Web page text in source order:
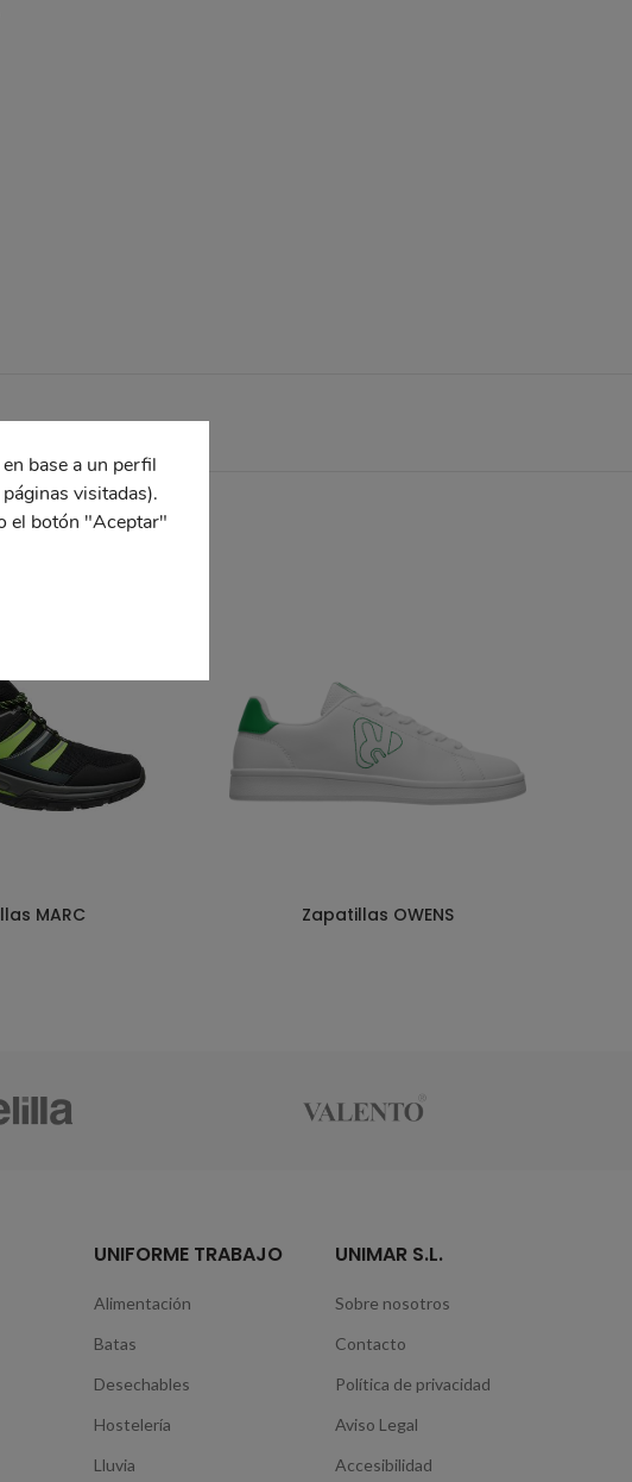
MARC Zapatillas OWENS
UNIFORME TRABAJO
Alimentación
Batas
Desechables
Hostelería
Lluvia
UNIMAR S.L.
Sobre nosotros
Contacto
Política de privacidad
Aviso Legal
Accesibilidad
base a un perfil
visitadas).
el botón "Aceptar"